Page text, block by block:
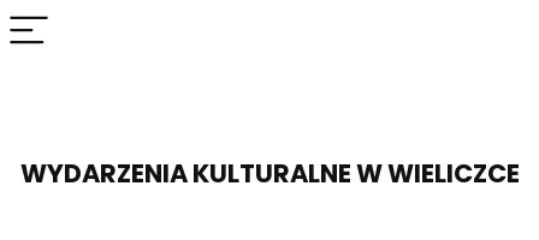
WYDARZENIA KULTURALNE W WIELICZCE